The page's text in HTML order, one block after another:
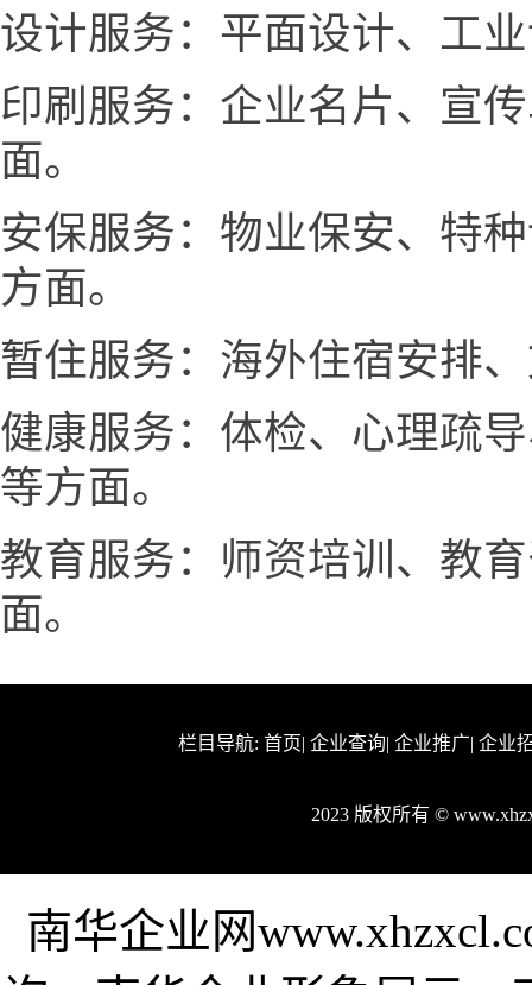
设计服务：平面设计、工
印刷服务：企业名片、宣
面。
安保服务：物业保安、特
方面。
暂住服务：海外住宿安排
健康服务：体检、心理疏
等方面。
教育服务：师资培训、教
面。
栏目导航: 首页| 企业查询| 企业推广| 企业
2023 版权所有 ©
南华企业网